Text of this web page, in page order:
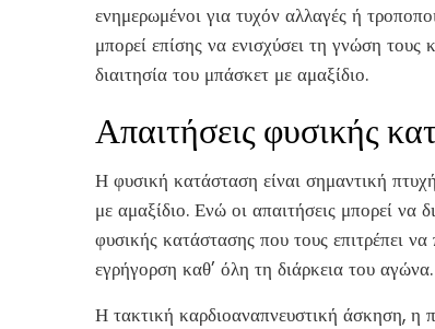
ενημερωμένοι για τυχόν αλλαγές ή
μπορεί επίσης να ενισχύσει τη γνώση τους
διαιτησία του μπάσκετ με αμαξίδιο.
Απαιτήσεις φυσικής
Η φυσική κατάσταση είναι σημαντική
με αμαξίδιο. Ενώ οι απαιτήσεις μπορεί να
φυσικής κατάστασης που τους επιτρέπει
εγρήγορση καθ’ όλη τη διάρκεια του αγώνα.
Η τακτική καρδιοαναπνευστική άσκηση, η